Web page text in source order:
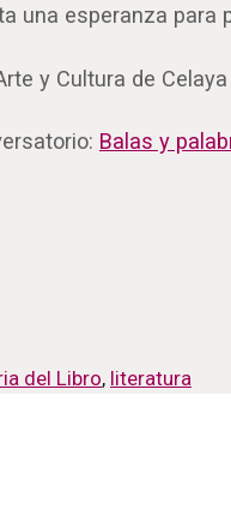
una esperanza
y Cultura de Celaya
Balas y
del Libro, literatura